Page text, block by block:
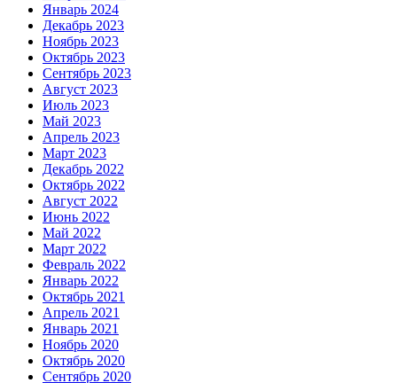
Январь 2024
Декабрь 2023
Ноябрь 2023
Октябрь 2023
Сентябрь 2023
Август 2023
Июль 2023
Май 2023
Апрель 2023
Март 2023
Декабрь 2022
Октябрь 2022
Август 2022
Июнь 2022
Май 2022
Март 2022
Февраль 2022
Январь 2022
Октябрь 2021
Апрель 2021
Январь 2021
Ноябрь 2020
Октябрь 2020
Сентябрь 2020